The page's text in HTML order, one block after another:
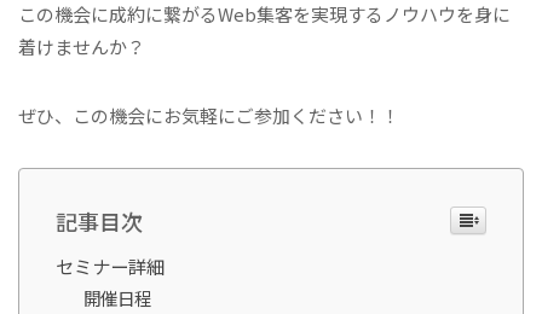
この機会に成約に繋がるWeb集客を実現するノウハウを身に
着けませんか？
ぜひ、この機会にお気軽にご参加ください！！
記事目次
セミナー詳細
開催日程